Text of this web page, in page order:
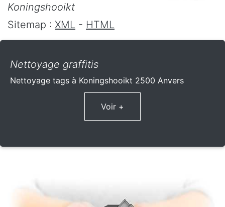
Koningshooikt
Sitemap : XML - HTML
Nettoyage graffitis
Nettoyage tags à Koningshooikt 2500 Anvers
Voir +